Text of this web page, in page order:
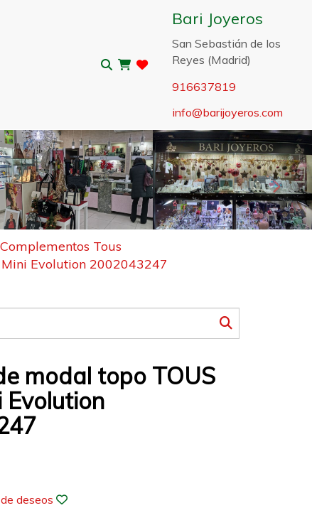
Bari Joyeros
San Sebastián de los
Reyes (Madrid)
916637819
info
barijoyeros.com
Complementos Tous
Evolution 2002043247
modal topo TOUS
Evolution
deseos